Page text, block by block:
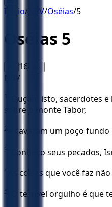
Início/ NBV/Oséias/5
Oséias 5
16 A+
NBV
1
“Ouçam isto, sacerdotes
sobre o monte Tabor,
2 e cavaram um poço
3 “Conheço seus
4 As coisas que você faz
5 “O terrível orgulho é que